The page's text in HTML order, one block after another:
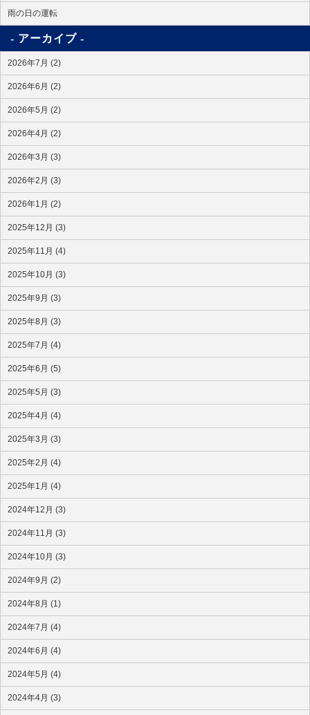
雨の日の運転
アーカイブ
2026年7月 (2)
2026年6月 (2)
2026年5月 (2)
2026年4月 (2)
2026年3月 (3)
2026年2月 (3)
2026年1月 (2)
2025年12月 (3)
2025年11月 (4)
2025年10月 (3)
2025年9月 (3)
2025年8月 (3)
2025年7月 (4)
2025年6月 (5)
2025年5月 (3)
2025年4月 (4)
2025年3月 (3)
2025年2月 (4)
2025年1月 (4)
2024年12月 (3)
2024年11月 (3)
2024年10月 (3)
2024年9月 (2)
2024年8月 (1)
2024年7月 (4)
2024年6月 (4)
2024年5月 (4)
2024年4月 (3)